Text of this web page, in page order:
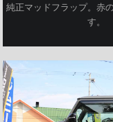
純正マッドフラップ。赤
す。